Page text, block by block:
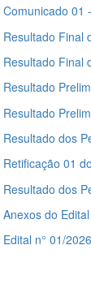
Comunicado 01
Resultado Final
Resultado Final
Resultado
Resultado
Resultado dos
Retificação 01
Resultado dos
Anexos do
Edital n° 01/